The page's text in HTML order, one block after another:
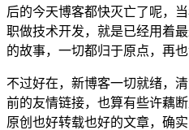
后的今天博客都快灭亡了呢，
职做技术开发，就是已经用着
的故事，一切都归于原点，再
不过好在，新博客一切就绪，
前的友情链接，也算有些许藕
原创也好转载也好的文章，确